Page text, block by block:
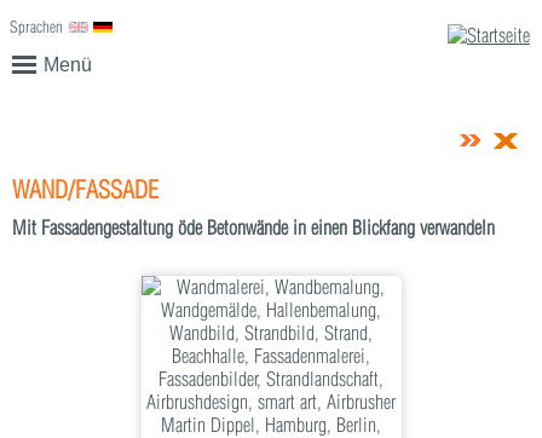
Menü
Sprachen English
WAND/FASSADE
Mit Fassadengestaltung öde Betonwände in einen Blickfang verwandeln